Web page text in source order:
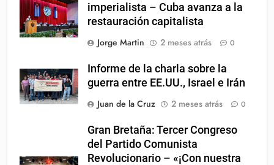
imperialista – Cuba avanza a la
restauración capitalista
Jorge Martin
2 meses atrás 0
Informe de la charla sobre la
guerra entre EE.UU., Israel e Irán
Juan de la Cruz
2 meses atrás 0
Gran Bretaña: Tercer Congreso
del Partido Comunista
Revolucionario – «¡Con nuestra